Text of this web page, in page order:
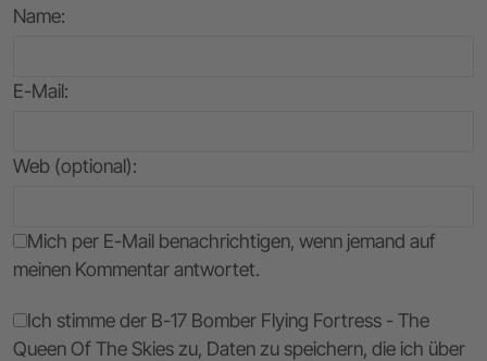
Name:
E-Mail:
Web (optional):
Mich per E-Mail benachrichtigen, wenn jemand auf
meinen Kommentar antwortet.
Ich stimme der B-17 Bomber Flying Fortress - The
Queen Of The Skies zu, Daten zu speichern, die ich über